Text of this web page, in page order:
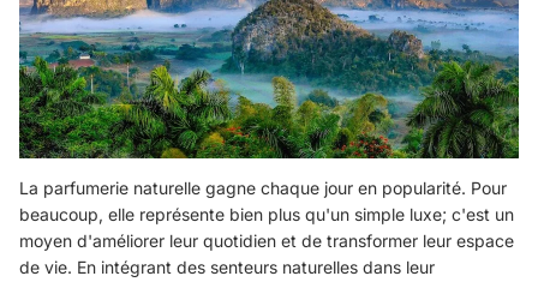
La parfumerie naturelle gagne chaque jour en popularité. Pour
beaucoup, elle représente bien plus qu'un simple luxe; c'est un
moyen d'améliorer leur quotidien et de transformer leur espace
de vie. En intégrant des senteurs naturelles dans leur